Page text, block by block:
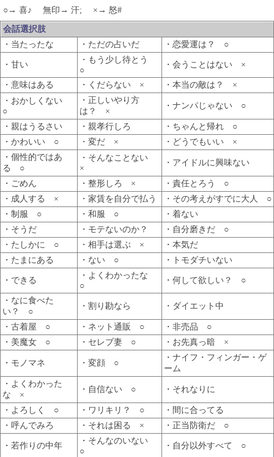
○→ 喜♪ 無印→ 汗; ×→ 怒#
会話選択肢
・当たったな
・ただの占いだ ・恋愛運は？ ○
・甘い
・もう少し待とう
○
・会うことはない ×
・意味はある ・くだらない ×
・本当の敵は？ ×
・おかしくない
○
・正しいやり方
は？ ×
・ナンパじゃない ○
・親はうるさい ・親孝行しろ
・ちゃんと帰れ ○
・かわいい ○
・変だ ×
・どうでもいい ×
・個性的ではあ
る ○
・そんなことない
×
・アイドルに興味ない
・ごめん ・整形しろ ×
・責任とろう ○
・成人する ×
・家賃を自分で払う
・その考えがすでに大人 ○
・制服 ○
・和服 ○
・着ない
・そうだ
・モテないのか？
・自分磨きだ ○
・たしかに ○
・相手は選ぶ ×
・本気だ
・たまにある
・ない ○ ・トモダチいない
・できる
・よくわかったな
○
・何して欲しい？ ○
・なに食べた
い？ ○
・割り勘なら ・ダイエット中
・古着屋 ○ ・ネット通販 ○
・非売品 ○
・美魔女 ○
・セレブ妻 ○ ・お先真っ暗 ×
・モノマネ ・変顔 ○
・ナイフ・フィンガー・ゲ
ーム
・よくわかった
な ×
・自信ない ○ ・それなりに
・よろしく ○ ・ワリキリ？ ○
・間に合ってる
・呼んでみろ
・それは困る × ・正当防衛だ ○
・若作りの中年
・そんなのいない
○
・自分以外すべて ○